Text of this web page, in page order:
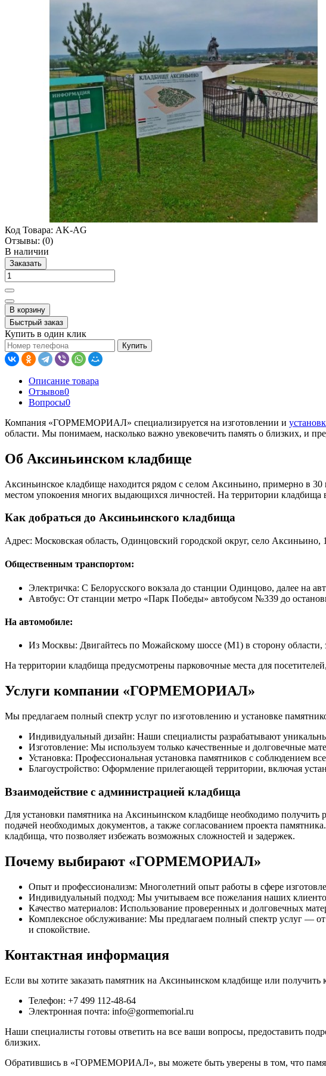
Код Товара: AK-AG
Отзывы: (0)
В наличии
Заказать
В корзину
Быстрый заказ
Купить в один клик
Купить
Описание товара
Отзывов0
Вопросы0
Компания «ГОРМЕМОРИАЛ» специализируется на изготовлении и
области. Мы понимаем, насколько важно увековечить память о близких, и
Об Аксиньинском кладбище
Аксиньинское кладбище находится рядом с селом Аксиньино, примерно в
местом упокоения многих выдающихся личностей. На территории
Как добраться до Аксиньинского кладбища
Адрес: Московская область, Одинцовский городской округ, село Аксиньино,
Общественным транспортом:
Электричка: С Белорусского вокзала до станции Одинцово, далее на
Автобус: От станции метро «Парк Победы» автобусом №339 до
На автомобиле:
Из Москвы: Двигайтесь по Можайскому шоссе (М1) в сторону области,
На территории кладбища предусмотрены парковочные места для
Услуги компании «ГОРМЕМОРИАЛ»
Мы предлагаем полный спектр услуг по изготовлению и установке
Индивидуальный дизайн: Наши специалисты разрабатывают
Изготовление: Мы используем только качественные и долговечные
Установка: Профессиональная установка памятников с соблюдением
Благоустройство: Оформление прилегающей территории, включая
Взаимодействие с администрацией кладбища
Для установки памятника на Аксиньинском кладбище необходимо получить
подачей необходимых документов, а также согласованием проекта
кладбища, что позволяет избежать возможных сложностей и задержек.
Почему выбирают «ГОРМЕМОРИАЛ»
Опыт и профессионализм: Многолетний опыт работы в сфере
Индивидуальный подход: Мы учитываем все пожелания наших
Качество материалов: Использование проверенных и долговечных
Комплексное обслуживание: Мы предлагаем полный спектр услуг — от
и спокойствие.
Контактная информация
Если вы хотите заказать памятник на Аксиньинском кладбище или
Телефон: +7 499 112-48-64
Электронная почта: info@gormemorial.ru
Наши специалисты готовы ответить на все ваши вопросы, предоставить
близких.
Обратившись в «ГОРМЕМОРИАЛ», вы можете быть уверены в том, что